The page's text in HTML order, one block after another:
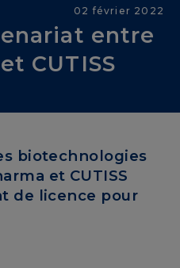
02 février 2022
entre
CUTISS
biotechnologies
et CUTISS
de licence pour